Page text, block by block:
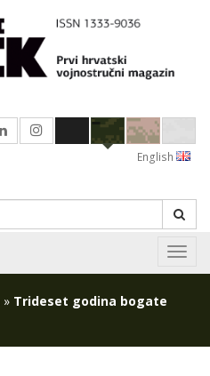
English
» Trideset godina bogate